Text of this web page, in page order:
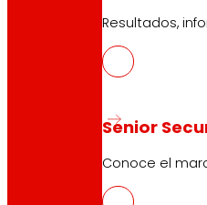
Resultados,
Senior
Conoce el